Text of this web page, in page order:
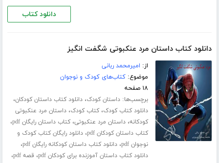
دانلود کتاب
دانلود کتاب داستان مرد عنکبوتی شگفت انگیز
از: امیرمحمد ربانی
موضوع:کتاب‌های کودک و نوجوان
۱۸ صفحه
برچسب‌ها:داستان کودک،دانلود کتاب داستان کودکان،
دانلود کتاب کودک،کتاب کودک،داستان مرد عنکبوتی
کودکانه،داستان مرد عنکبوتی،کتاب داستان رایگان pdf ،
کتاب داستان کودکان pdf ،دانلود رایگان کتاب کودک و
نوجوان pdf
،دانلود کتاب داستان کودکانه رایگان pdf ،
دانلود کتاب داستان آموزنده برای کودکان pdf ، قصه pdf
،